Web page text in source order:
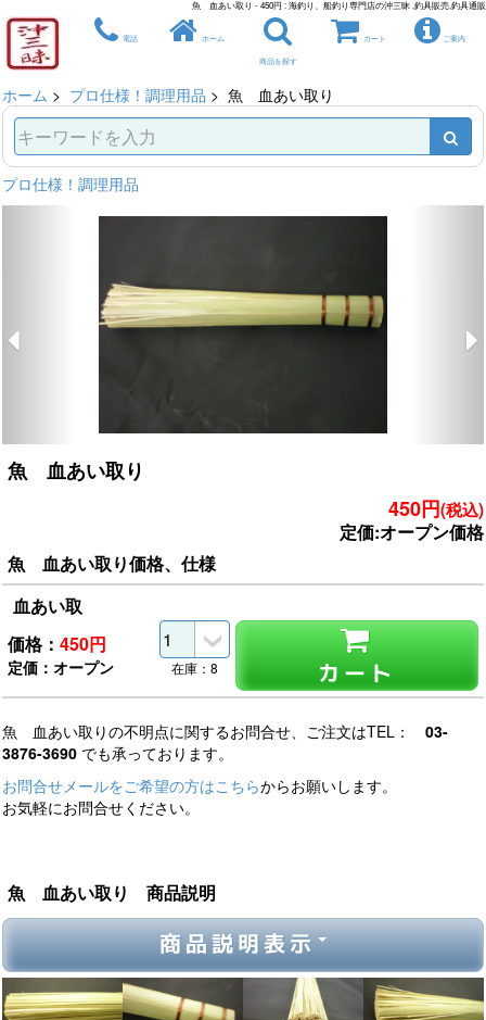
魚 血あい取り - 450円 : 海釣り、船釣り専門店の沖三昧 ,釣具販売,釣具通販
電話 ホーム
商品を探す
カート ご案内
ホーム > プロ仕様！調理用品 > 魚 血あい取り
プロ仕様！調理用品
魚 血あい取り
450円(税込)
定価:オープン価格
魚 血あい取り価格、仕様
血あい取
価格： 450円
定価：オープン カート
在庫：8
魚 血あい取りの不明点に関するお問合せ、ご注文はTEL： 03-
3876-3690 でも承っております。
お問合せメールをご希望の方はこちらからお願いします。
お気軽にお問合せください。
魚 血あい取り 商品説明
商品説明表示